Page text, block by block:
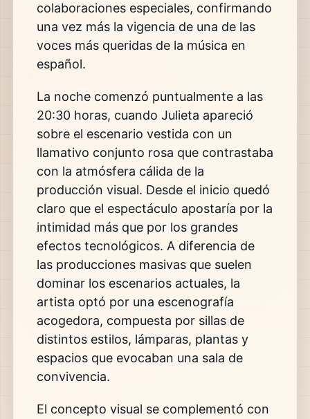
colaboraciones especiales, confirmando
una vez más la vigencia de una de las
voces más queridas de la música en
español.
La noche comenzó puntualmente a las
20:30 horas, cuando Julieta apareció
sobre el escenario vestida con un
llamativo conjunto rosa que contrastaba
con la atmósfera cálida de la
producción visual. Desde el inicio quedó
claro que el espectáculo apostaría por la
intimidad más que por los grandes
efectos tecnológicos. A diferencia de
las producciones masivas que suelen
dominar los escenarios actuales, la
artista optó por una escenografía
acogedora, compuesta por sillas de
distintos estilos, lámparas, plantas y
espacios que evocaban una sala de
convivencia.
El concepto visual se complementó con